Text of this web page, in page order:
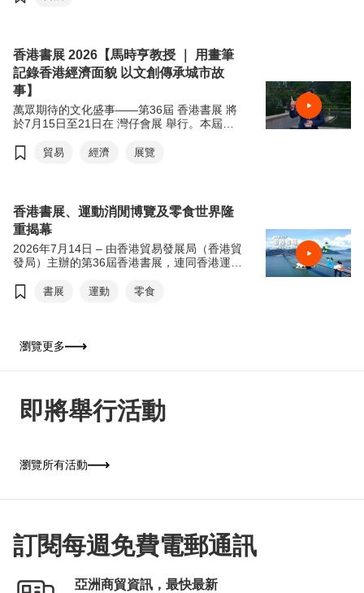
香港書展 2026【馬時亨教授 ｜ 用畫筆
記錄香港經濟面貌 以文創傳承城市故
事】
萬眾期待的文化盛事——第36屆 香港書展 將
於7月15日至21日在 灣仔會展 舉行。本屆書
領讀者從香港出發，探索世界各地的歷史、文
特別聯同本地藝術家 @messydesks 及過百位
中、小學生，攜手用畫筆記錄香港經濟面貌。
歡迎觀看宣傳短片，率先感受本屆書展的精彩
內容。
貿易 經濟 展覽
香港書展、運動消閒博覽及零食世界隆
重揭幕
2026年7月14日 – 由香港貿易發展局（香港貿
發局）主辦的第36屆香港書展，連同香港運動
日（星期三至星期二）於香港會議展覽中心舉
（7月15日）上午11時將舉行開幕典禮，由香
主禮嘉賓及致開幕辭，香港貿易發展局主席馬
今年書展以「從香港閱讀世界：文創傳承．旅
「揭開文學心度遊」為主題，以「本地眼」和
有多組互動裝置，按參觀者的性格及喜好推薦
跨越地域的文學之旅。
書展 運動 零食
瀏覽更多
即將舉行活動
瀏覽所有活動
訂閱每週免費電郵通訊
亞洲商貿資訊，最快最新